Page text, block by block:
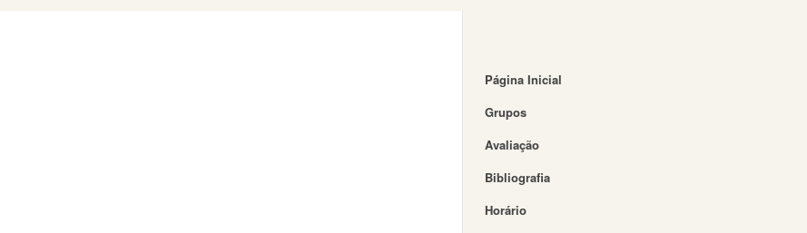
Página Inicial
Grupos
Avaliação
Bibliografia
Horário